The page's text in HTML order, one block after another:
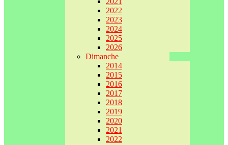
2022
2023
2024
2025
2026
Dimanche
2014
2015
2016
2017
2018
2019
2020
2021
2022